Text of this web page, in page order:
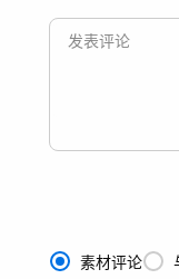
素材评论